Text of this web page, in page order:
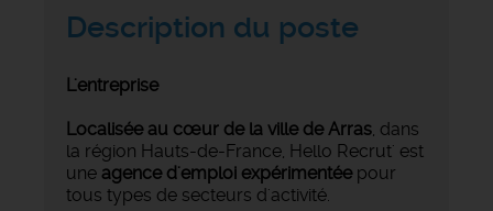
Description du poste
L'entreprise
Localisée au cœur de la ville de Arras , dans
la région Hauts-de-France, Hello Recrut' est
une agence d'emploi expérimentéepour
tous types de secteurs d'activité.